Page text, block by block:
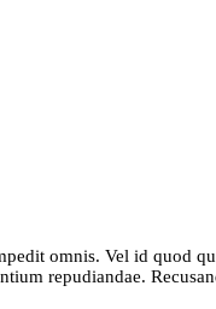
omnis. Vel id quod
repudiandae.